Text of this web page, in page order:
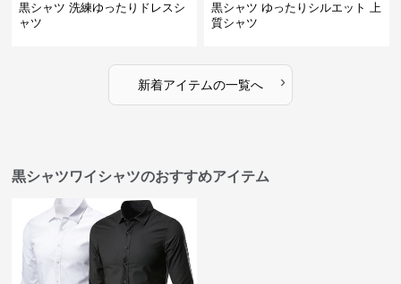
黒シャツ 洗練ゆったりドレスシ
ャツ
黒シャツ ゆったりシルエット 上
質シャツ
新着アイテムの一覧へ ›
黒シャツワイシャツのおすすめアイテム